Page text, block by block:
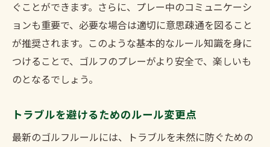
ぐことができます。さらに、プレー中のコミュニケーシ
ョンも重要で、必要な場合は適切に意思疎通を図ること
が推奨されます。このような基本的なルール知識を身に
つけることで、ゴルフのプレーがより安全で、楽しいも
のとなるでしょう。
トラブルを避けるためのルール変更点
最新のゴルフルールには、トラブルを未然に防ぐための